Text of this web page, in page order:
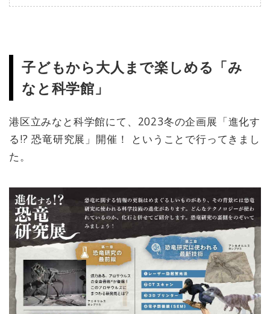
子どもから大人まで楽しめる「み
なと科学館」
港区立みなと科学館にて、2023冬の企画展「進化す
る!? 恐竜研究展」開催！ ということで行ってきまし
た。